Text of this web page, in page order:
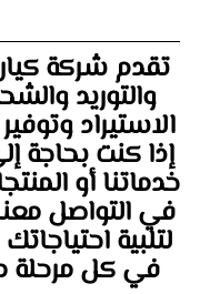
تقدم شركة
والتوريد
الاستيراد
إذا كنت بحاجة
خدماتنا أو
في التواصل
لتلبية
في كل مرحلة